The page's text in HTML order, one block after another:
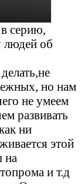
серию,
людей об
но нам
не умеем
развивать
ни
этой
на
и т.д